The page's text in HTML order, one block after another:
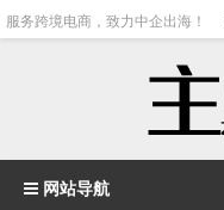
服务跨境电商，致力中企出海！
网站导航